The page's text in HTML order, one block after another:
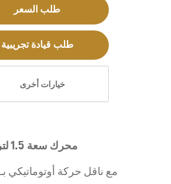
طلب السعر
طلب قيادة تجريبية
خيارات أخرى
محرك سعة 1.5 لتر
مع ناقل حركة أوتوماتيكي بـ6 سرعات